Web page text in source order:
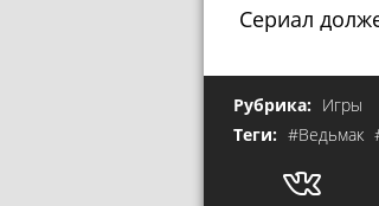
Сериал
Рубрика: Игры
Теги: #Ведьмак